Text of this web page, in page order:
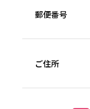
メール：
郵便番号
ご住所